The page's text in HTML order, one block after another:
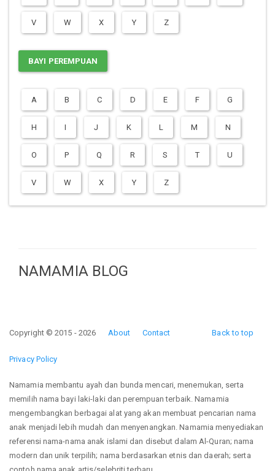
V W X Y Z
BAYI PEREMPUAN
A B C D E F G
H I J K L M N
O P Q R S T U
V W X Y Z
NAMAMIA BLOG
Back to top
Copyright © 2015 - 2026 About Contact
Privacy Policy
Namamia membantu ayah dan bunda mencari, menemukan, serta
memilih nama bayi laki-laki dan perempuan terbaik. Namamia
mengembangkan berbagai alat yang akan membuat pencarian nama
anak menjadi lebih mudah dan menyenangkan. Namamia menyediakan
referensi nama-nama anak islami dan disebut dalam Al-Quran; nama
modern dan unik terpilih; nama berdasarkan etnis dan daerah; serta